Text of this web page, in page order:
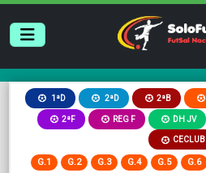
1ªD 2ªD 2ªB
2ªF REG F DH JV
CECLUB
G.1 G.2 G.3 G.4 G.5 G.6